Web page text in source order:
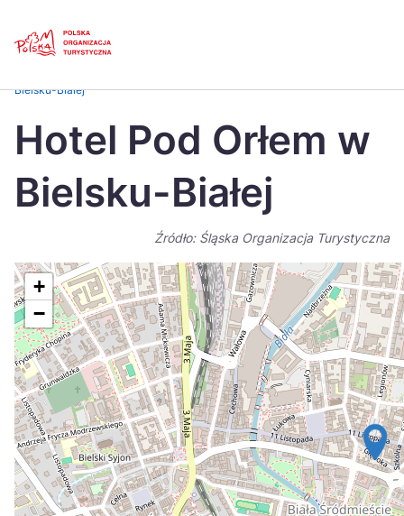
Česká
Dansk
Italiano
Nederlands 日本
Português
Suomi
Україна
Zamknij
Bielsku-Białej
Hotel Pod Orłem w
Bielsku-Białej
Źródło: Śląska Organizacja Turystyczna
+
−